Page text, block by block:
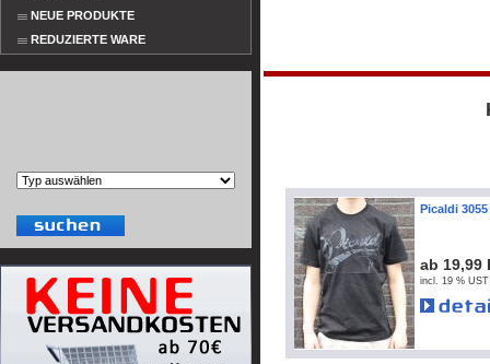
NEUE PRODUKTE
REDUZIERTE WARE
Picaldi
ab 19,99
incl. 19 %